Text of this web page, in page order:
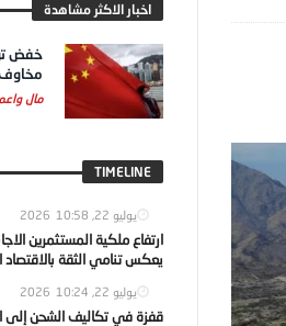
اخبار الاكثر مشاهدة
خفض
مخاوف
مال
TIMELINE
يوليو 22, 2026 10:58
ارتفاع ملكية المستثمرين
يعكس تنامي الثقة
يوليو 22, 2026 10:24
قفزة في تكاليف الشحن إلى